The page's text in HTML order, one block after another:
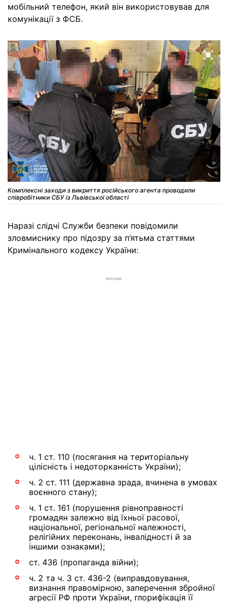
мобільний телефон, який він використовував для
комунікації з ФСБ.
Комплексні заходи з викриття російського агента проводили
співробітники СБУ із Львівської області
Наразі слідчі Служби безпеки повідомили
зловмиснику про підозру за п’ятьма статтями
Кримінального кодексу України:
РЕКЛАМА
ч. 1 ст. 110 (посягання на територіальну
цілісність і недоторканність України);
ч. 2 ст. 111 (державна зрада, вчинена в умовах
воєнного стану);
ч. 1 ст. 161 (порушення рівноправності
громадян залежно від їхньої расової,
національної, регіональної належності,
релігійних переконань, інвалідності й за
іншими ознаками);
ст. 436 (пропаганда війни);
ч. 2 та ч. 3 ст. 436-2 (виправдовування,
визнання правомірною, заперечення збройної
агресії РФ проти України, глорифікація її